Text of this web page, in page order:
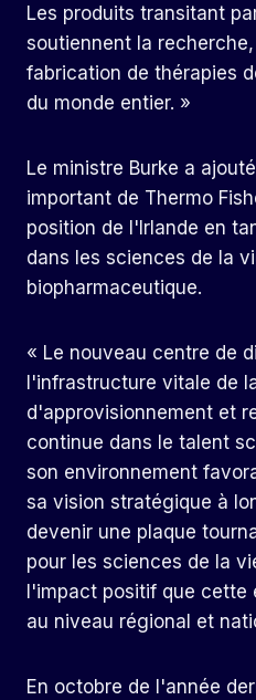
Les produits transitant
soutiennent la
fabrication de thérapies
du monde entier. »
Le ministre Burke a
important de Thermo
position de l'Irlande en
dans les sciences de la
biopharmaceutique.
« Le nouveau centre de
l'infrastructure vitale de
d'approvisionnement et
continue dans le talent
son environnement
sa vision stratégique à
devenir une plaque
pour les sciences de la
l'impact positif que cette
au niveau régional et
En octobre de l'année